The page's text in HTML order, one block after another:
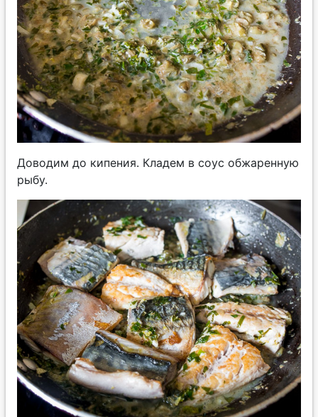
Доводим до кипения. Кладем в соус обжаренную
рыбу.